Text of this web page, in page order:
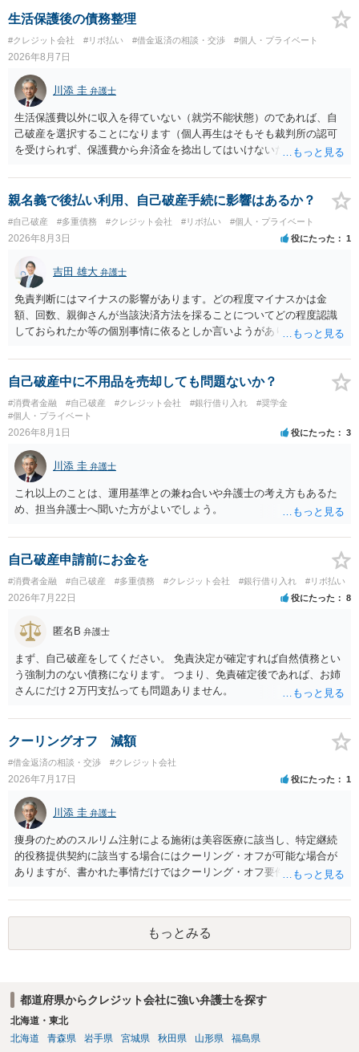
生活保護後の債務整理
#クレジット会社 #リボ払い #借金返済の相談・交渉 #個人・プライベート
2026年8月7日
川添 圭 弁護士
生活保護費以外に収入を得ていない（就労不能状態）のであれば、自
己破産を選択することになります（個人再生はそもそも裁判所の認可
を受けられず、保護費から弁済金を捻出してはいけないため任意整理
士費用は法テラスが負担し、裁判所の予納金等も法テラスが援助して
くれるため、弁護士へ自己破産を任せれば解決します。
親名義で後払い利用、自己破産手続に影響はあるか？
#自己破産 #多重債務 #クレジット会社 #リボ払い #個人・プライベート
2026年8月3日 役にたった 1
吉田 雄大 弁護士
免責判断にはマイナスの影響があります。どの程度マイナスかは金
額、回数、親御さんが当該決済方法を採ることについてどの程度認識
しておられたか等の個別事情に依るとしか言いようがありません。 と
なって相談し、善後策を考えることをお勧めします。
自己破産中に不用品を売却しても問題ないか？
#消費者金融 #自己破産 #クレジット会社 #銀行借り入れ
#奨学金
#個人・プライベート
2026年8月1日 役にたった 3
川添 圭 弁護士
これ以上のことは、運用基準との兼ね合いや弁護士の考え方もあるた
め、担当弁護士へ聞いた方がよいでしょう。
自己破産申請前にお金を
#消費者金融 #自己破産 #多重債務 #クレジット会社 #銀行借り入れ #リボ払い
2026年7月22日 役にたった 8
匿名B 弁護士
まず、自己破産をしてください。 免責決定が確定すれば自然債務とい
う強制力のない債務になります。 つまり、免責確定後であれば、お姉
さんにだけ２万円支払っても問題ありません。
クーリングオフ 減額
#借金返済の相談・交渉 #クレジット会社
2026年7月17日 役にたった 1
川添 圭 弁護士
痩身のためのスルリム注射による施術は美容医療に該当し、特定継続
的役務提供契約に該当する場合にはクーリング・オフが可能な場合が
ありますが、書かれた事情だけではクーリング・オフ要件を満たして
か）が不明です。仮に特定継続的役務提供契約に該当する場合には、
クーリング・オフができない場合でも中途解約は可能ですが、この点
も含めて、最寄りの消費生活センターで詳しい資料をもとに相談して
いただいた方がよいでしょう。
もっとみる
都道府県からクレジット会社に強い弁護士を探す
北海道・東北
北海道
青森県 岩手県 宮城県 秋田県 山形県 福島県